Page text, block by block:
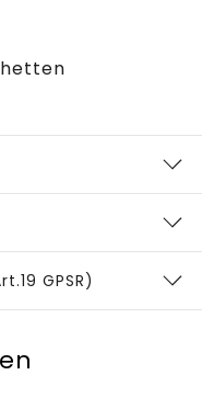
GPSR)